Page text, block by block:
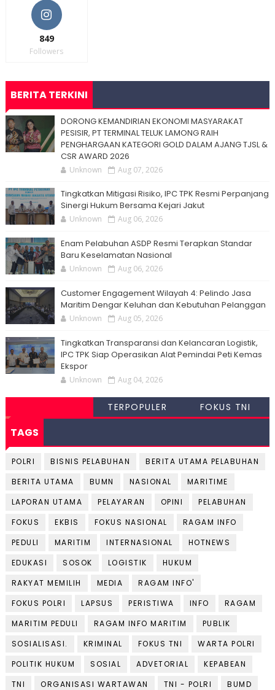
849
Followers
BERITA TERKINI
DORONG KEMANDIRIAN EKONOMI MASYARAKAT
PESISIR, PT TERMINAL TELUK LAMONG RAIH
PENGHARGAAN KATEGORI GOLD DALAM AJANG TJSL &
CSR AWARD 2026
Unknown Aug 07, 2026
Tingkatkan Mitigasi Risiko, IPC TPK Resmi Perpanjang
Sinergi Hukum Bersama Kejari Jakut
Unknown Aug 06, 2026
Enam Pelabuhan ASDP Resmi Terapkan Standar
Baru Keselamatan Nasional
Unknown Aug 06, 2026
Customer Engagement Wilayah 4: Pelindo Jasa
Maritim Dengar Keluhan dan Kebutuhan Pelanggan
Unknown Aug 05, 2026
Tingkatkan Transparansi dan Kelancaran Logistik,
IPC TPK Siap Operasikan Alat Pemindai Peti Kemas
Ekspor
Unknown Aug 04, 2026
TERPOPULER FOKUS TNI
TAGS
POLRI BISNIS PELABUHAN
BERITA UTAMA PELABUHAN
BERITA UTAMA
BUMN NASIONAL
MARITIME
LAPORAN UTAMA
PELAYARAN OPINI
PELABUHAN
FOKUS
EKBIS FOKUS NASIONAL
RAGAM INFO
PEDULI
MARITIM INTERNASIONAL
HOTNEWS
EDUKASI
SOSOK LOGISTIK
HUKUM
RAKYAT MEMILIH
MEDIA
RAGAM INFO'
FOKUS POLRI
LAPSUS PERISTIWA INFO
RAGAM
MARITIM PEDULI
RAGAM INFO MARITIM
PUBLIK
SOSIALISASI.
KRIMINAL FOKUS TNI
WARTA POLRI
POLITIK HUKUM
SOSIAL ADVETORIAL
KEPABEAN
TNI
ORGANISASI WARTAWAN TNI - POLRI
BUMD